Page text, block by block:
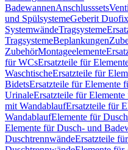
BadewannenAnschlusssets
und SpülsystemeGeberit Duofix
SystemwändeTragsysteme
TragsystemeBeplankungen
ZubehörMontageelemente
für WCsErsatzteile für
WaschtischeErsatzteile für
BidetsErsatzteile für Elemente
UrinaleErsatzteile für
mit WandablaufErsatzteile für
WandablaufElemente für
Elemente für Dusch- und
DuschtrennwändeErsatzteile